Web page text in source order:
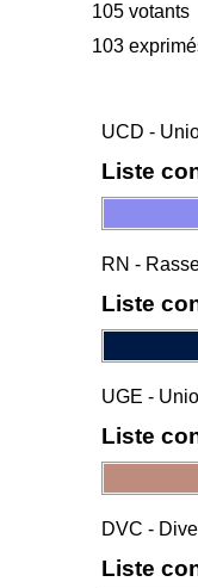
105 votants
103
UCD -
Liste
RN -
Liste
UGE -
Liste
DVC -
Liste